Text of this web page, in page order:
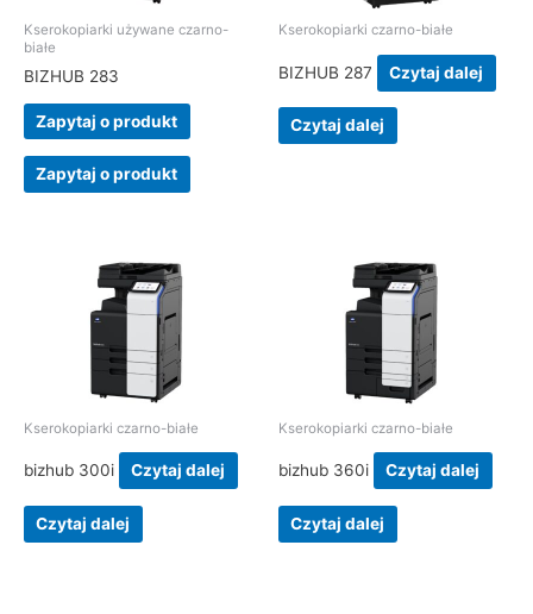
Kserokopiarki używane czarno-
białe
BIZHUB 283
Zapytaj o produkt
Zapytaj o produkt
Kserokopiarki czarno-białe
BIZHUB 287 Czytaj dalej
Czytaj dalej
Kserokopiarki czarno-białe
bizhub 300i Czytaj dalej
Czytaj dalej
Kserokopiarki czarno-białe
bizhub 360i Czytaj dalej
Czytaj dalej